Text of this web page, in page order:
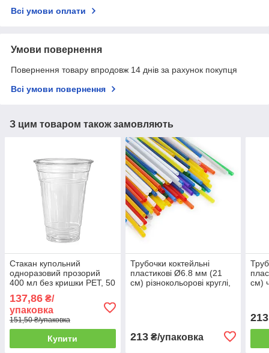
Всі умови оплати
Умови повернення
Повернення товару впродовж 14 днів за рахунок покупця
Всі умови повернення
З цим товаром також замовляють
Стакан купольний
одноразовий прозорий
400 мл без кришки PET, 50
137,86 ₴/
упаковка
151,50 ₴/упаковка
Купити
Трубочки коктейльні
пластикові Ø6.8 мм (21
см) різнокольорові круглі,
213₴/упаковка
см)
213